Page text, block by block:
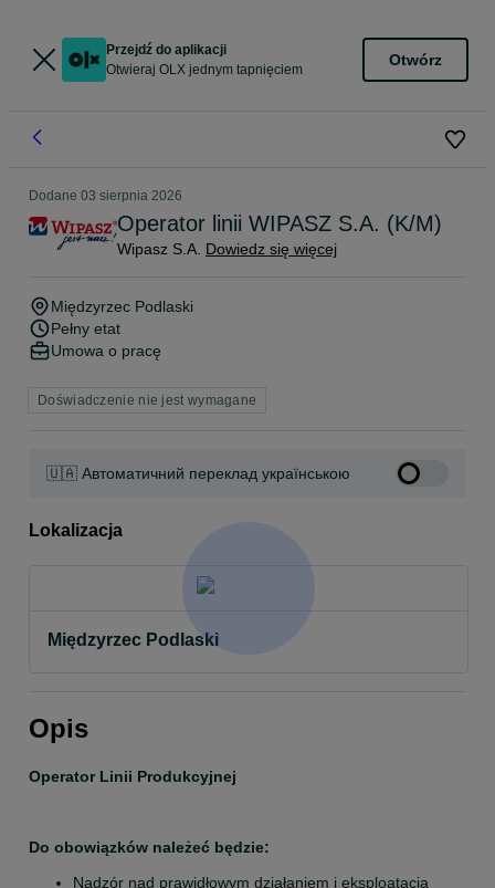
Przejdź do aplikacji
Otwieraj OLX jednym tapnięciem
Otwórz
Dodane 03 sierpnia 2026
Operator linii WIPASZ S.A. (K/M)
Wipasz S.A. Dowiedz się więcej
Międzyrzec Podlaski
Pełny etat
Umowa o pracę
Doświadczenie nie jest wymagane
🇺🇦 Автоматичний переклад українською
Lokalizacja
Międzyrzec Podlaski
Opis
Operator Linii Produkcyjnej
Do obowiązków należeć będzie:
Nadzór nad prawidłowym działaniem i eksploatacją